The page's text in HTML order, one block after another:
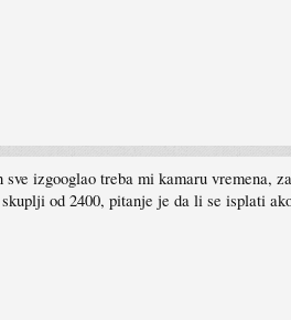
izgooglao treba mi kamaru vremena,
od 2400, pitanje je da li se isplati